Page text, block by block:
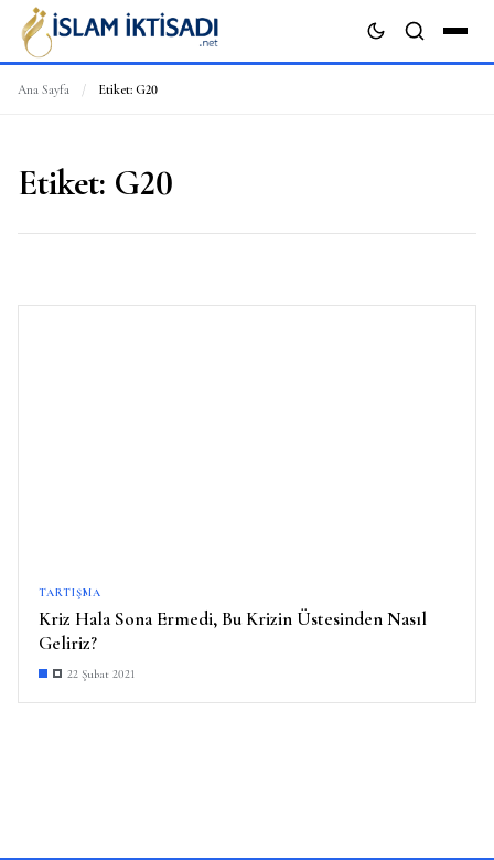
Ana Sayfa / Etiket: G20
Etiket: G20
TARTIŞMA
Kriz Hala Sona Ermedi, Bu Krizin Üstesinden Nasıl
Geliriz?
22 Şubat 2021